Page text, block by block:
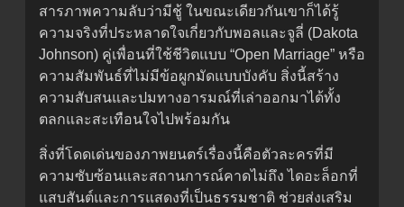
สารภาพความลับว่ามีชู้ ในขณะเดียวกันเขาก็ได้รู้
ความจริงที่ประหลาดใจเกี่ยวกับพอลและจูลี่ (Dakota
Johnson) คู่เพื่อนที่ใช้ชีวิตแบบ “Open Marriage” หรือ
ความสัมพันธ์ที่ไม่มีข้อผูกมัดแบบบังคับ สิ่งนี้สร้าง
ความสับสนและปมทางอารมณ์ที่เล่าออกมาได้ทั้ง
ตลกและสะเทือนใจไปพร้อมกัน
สิ่งที่โดดเด่นของภาพยนตร์เรื่องนี้คือตัวละครที่มี
ความซับซ้อนและสถานการณ์คาดไม่ถึง ไดอะล็อกที่
แสบสันต์และการแสดงที่เป็นธรรมชาติ ช่วยส่งเสริม